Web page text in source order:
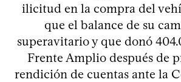
ilicitud en la compra del
que el balance de su
superavitario y que donó
Frente Amplio después de
rendición de cuentas ante la